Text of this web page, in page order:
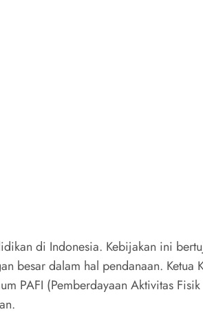
di Indonesia. Kebijakan ini
besar dalam hal pendanaan. Ketua
PAFI (Pemberdayaan Aktivitas